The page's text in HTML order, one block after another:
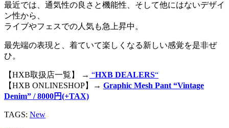
最近では、通気性の良さと機能性、そして他にはないデザイ
ン性から、
ライブやフェスでの人気も急上昇中。
最先端の表現と、着ていて楽しくなる新しい感覚を是非ぜ
ひ。
【HXB取扱店一覧】 → “HXB DEALERS“
【HXB ONLINESHOP】→ Graphic Mesh Pant “Vintage
Denim” / 8000円(+TAX)
TAGS: New